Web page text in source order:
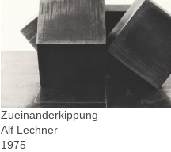
Zueinanderkippung
Alf Lechner
1975